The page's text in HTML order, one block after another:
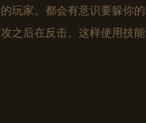
玩家。都会有意识要躲你
之后在反击。这样使用技能